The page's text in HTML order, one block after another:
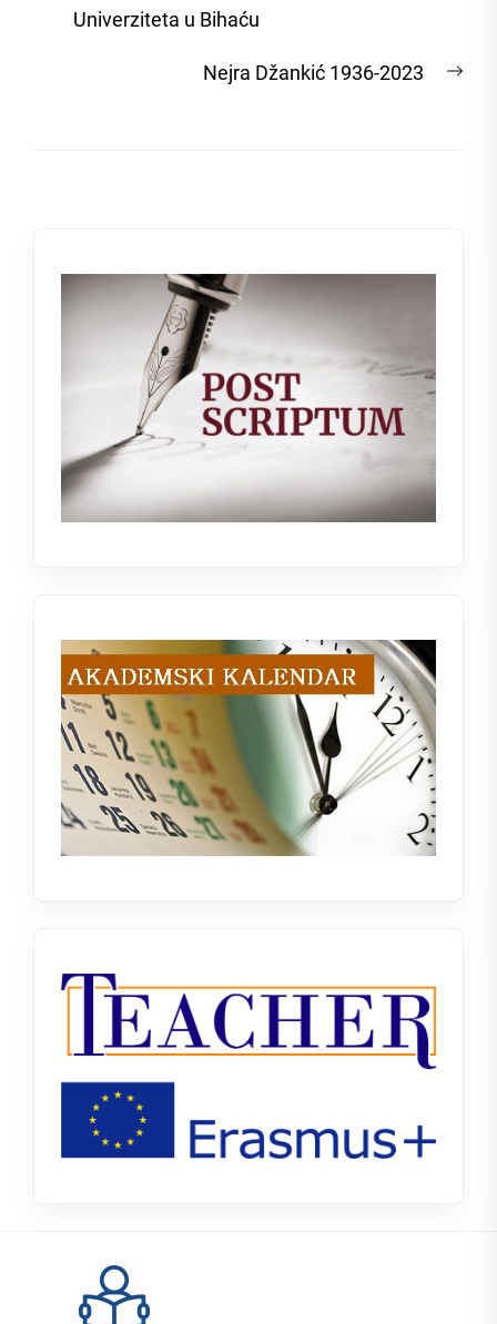
Univerziteta u Bihaću
Nejra Džankić 1936-2023